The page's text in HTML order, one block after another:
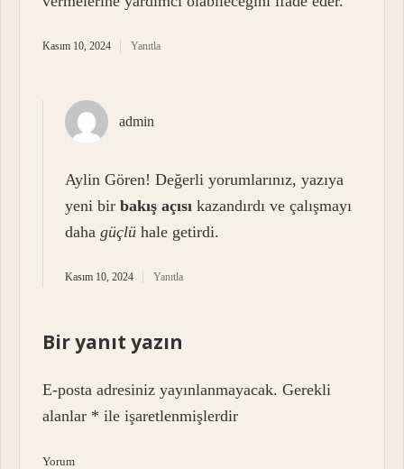
Kasım 10, 2024 Yanıtla
admin
Aylin Gören! Değerli yorumlarınız, yazıya
yeni birbakış açısı kazandırdı ve çalışmayı
dahagüçlü hale getirdi.
Kasım 10, 2024 Yanıtla
Bir yanıt yazın
E-posta adresiniz yayınlanmayacak. Gerekli
alanlar * ile işaretlenmişlerdir
Yorum